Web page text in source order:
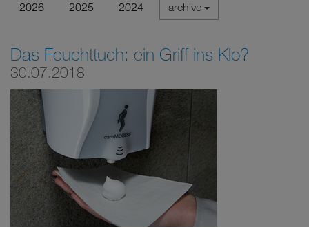
2026 2025 2024 archive
Das Feuchttuch: ein Griff ins Klo?
30.07.2018